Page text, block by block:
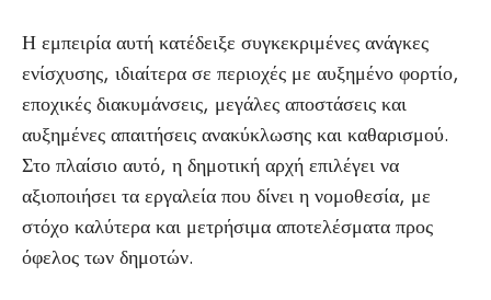
Η εμπειρία αυτή κατέδειξε συγκεκριμένες ανάγκες
ενίσχυσης, ιδιαίτερα σε περιοχές με αυξημένο φορτίο,
εποχικές διακυμάνσεις, μεγάλες αποστάσεις και
αυξημένες απαιτήσεις ανακύκλωσης και καθαρισμού.
Στο πλαίσιο αυτό, η δημοτική αρχή επιλέγει να
αξιοποιήσει τα εργαλεία που δίνει η νομοθεσία, με
στόχο καλύτερα και μετρήσιμα αποτελέσματα προς
όφελος των δημοτών.